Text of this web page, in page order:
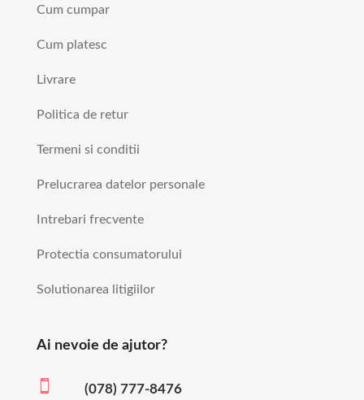
Cum cumpar
Cum platesc
Livrare
Politica de retur
Termeni si conditii
Prelucrarea datelor personale
Intrebari frecvente
Protectia consumatorului
Solutionarea litigiilor
Ai nevoie de ajutor?
 (078) 777-8476